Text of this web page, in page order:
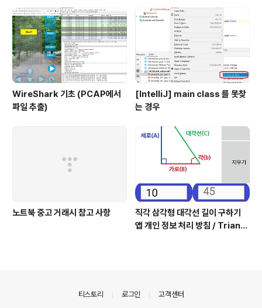
WireShark 기초 (PCAP에서
파일 추출)
[IntelliJ] main class 를 못찾
는 경우
노트북 중고 거래시 참고 사항
직각 삼각형 대각선 길이 구하기
앱 개인 정보 처리 방침 / Triangl
티스토리 로그인 고객센터